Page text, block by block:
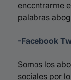
encontrarme
palabras
-Facebook
Somos los
sociales por